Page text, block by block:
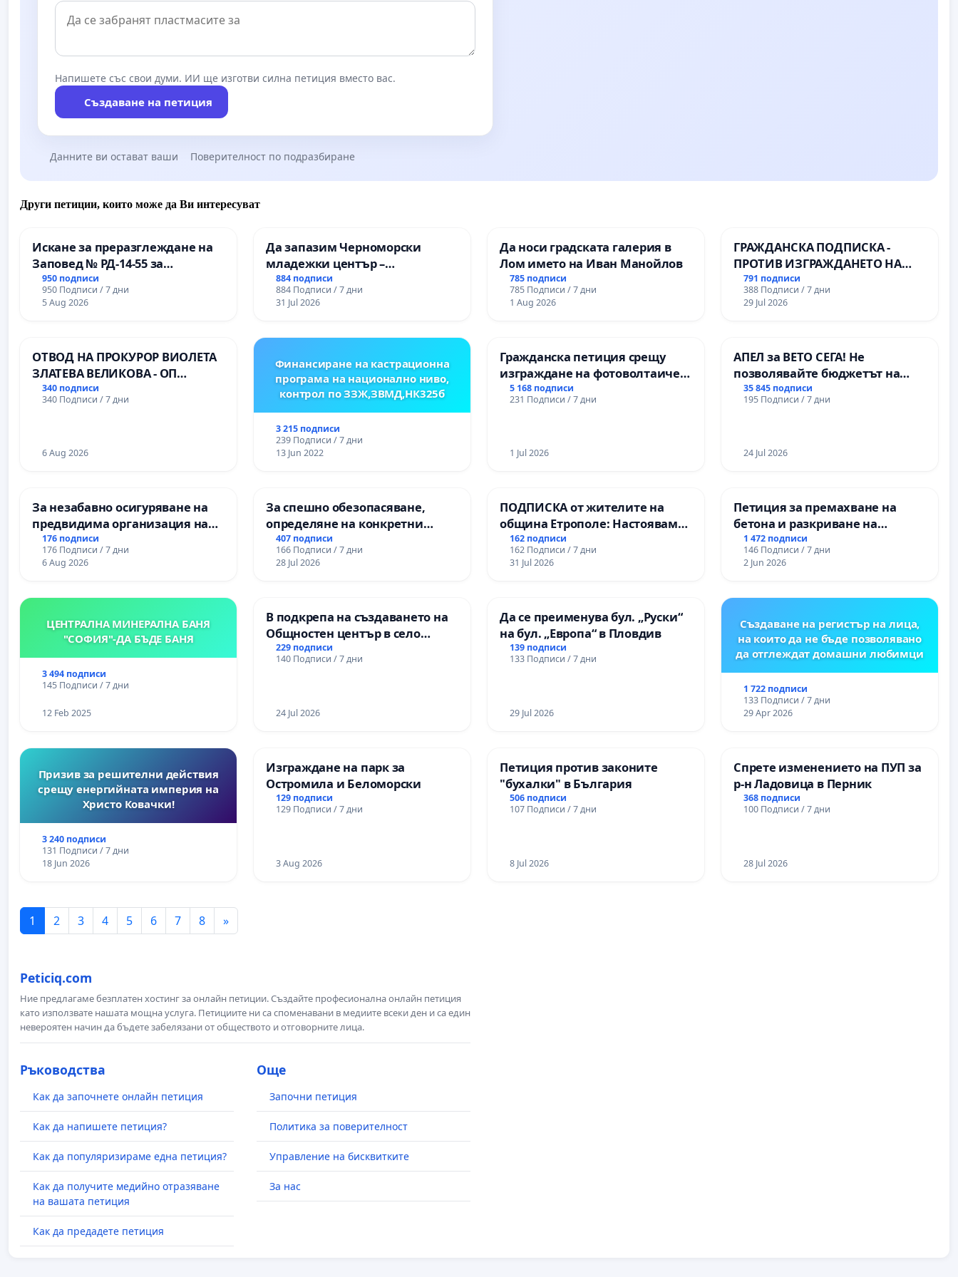
Напишете със свои думи. ИИ ще изготви силна петиция вместо вас.
Създаване на петиция
Данните ви остават ваши Поверителност по подразбиране
Други петиции, които може да Ви интересуват
Искане за преразглеждане на
Заповед № РД-14-55 за
вливането на
Професионалната гимназия по
промишлени технологии в
Пазарджик
950 подписи
950 Подписи / 7 дни
5 Aug 2026
Да запазим Черноморски
младежки център –
пространство за младите на
Варна
884 подписи
884 Подписи / 7 дни
31 Jul 2026
Да носи градската галерия в
Лом името на Иван Манойлов
785 подписи
785 Подписи / 7 дни
1 Aug 2026
ГРАЖДАНСКА ПОДПИСКА -
ПРОТИВ ИЗГРАЖДАНЕТО НА
ВЪЖЕНА ЛИНИЯ (ЛИФТ) НА
ТЕРИТОРИЯТА НА ПРИРОДНА
ЗАБЕЛЕЖИТЕЛНОСТ „ХЪЛМ НА
791 подписи
388 Подписи / 7 дни
29 Jul 2026
ОТВОД НА ПРОКУРОР ВИОЛЕТА
ЗЛАТЕВА ВЕЛИКОВА - ОП
ДОБРИЧ
340 подписи
340 Подписи / 7 дни
6 Aug 2026
Финансиране на кастрационна
програма на национално ниво,
контрол по ЗЗЖ,ЗВМД,НК325б
3 215 подписи
239 Подписи / 7 дни
13 Jun 2022
Гражданска петиция срещу
изграждане на фотоволтаичен
парк в с.Прибой, общ. Радомир
5 168 подписи
231 Подписи / 7 дни
1 Jul 2026
АПЕЛ за ВЕТО СЕГА! Не
позволявайте бюджетът на
Радев да открадне парите и
правата ни в тъмното
35 845 подписи
195 Подписи / 7 дни
24 Jul 2026
За незабавно осигуряване на
предвидима организация на
учебния процес и гарантиране
на правото на равнопоставено
и качествено образование на
гимназия „
176 подписи
176 Подписи / 7 дни
6 Aug 2026
За спешно обезопасяване,
определяне на конкретни
срокове и извършване на
цялостна рехабилитация на
републиканския път между
Момин проход
407 подписи
166 Подписи / 7 дни
28 Jul 2026
ПОДПИСКА от жителите на
община Етрополе: Настояваме
за ясни гаранции от “Елаците-
МЕД” АД и от държавата, че ще
се изпълнят всички
162 подписи
162 Подписи / 7 дни
31 Jul 2026
Петиция за премахване на
бетона и разкриване на
античното сърце на
Могиланската могила във
Враца
1 472 подписи
146 Подписи / 7 дни
2 Jun 2026
ЦЕНТРАЛНА МИНЕРАЛНА БАНЯ
"СОФИЯ"-ДА БЪДЕ БАНЯ
3 494 подписи
145 Подписи / 7 дни
12 Feb 2025
В подкрепа на създаването на
Общностен център в село
Църква
229 подписи
140 Подписи / 7 дни
24 Jul 2026
Да се преименува бул. „Руски“
на бул. „Европа“ в Пловдив
139 подписи
133 Подписи / 7 дни
29 Jul 2026
Създаване на регистър на лица,
на които да не бъде позволявано
да отглеждат домашни любимци
1 722 подписи
133 Подписи / 7 дни
29 Apr 2026
Призив за решителни действия
срещу енергийната империя на
Христо Ковачки!
3 240 подписи
131 Подписи / 7 дни
18 Jun 2026
Изграждане на парк за
Остромила и Беломорски
129 подписи
129 Подписи / 7 дни
3 Aug 2026
Петиция против законите
"бухалки" в България
506 подписи
107 Подписи / 7 дни
8 Jul 2026
Спрете изменението на ПУП за
р-н Ладовица в Перник
368 подписи
100 Подписи / 7 дни
28 Jul 2026
1 2 3 4 5 6 7 8 »
Peticiq.com
Ние предлагаме безплатен хостинг за онлайн петиции. Създайте професионална онлайн петиция
като използвате нашата мощна услуга. Петициите ни са споменавани в медиите всеки ден и са един
невероятен начин да бъдете забелязани от обществото и отговорните лица.
Ръководства
Как да започнете онлайн петиция
Как да напишете петиция?
Как да популяризираме една петиция?
Как да получите медийно отразяване
на вашата петиция
Как да предадете петиция
Още
Започни петиция
Политика за поверителност
Управление на бисквитките
За нас